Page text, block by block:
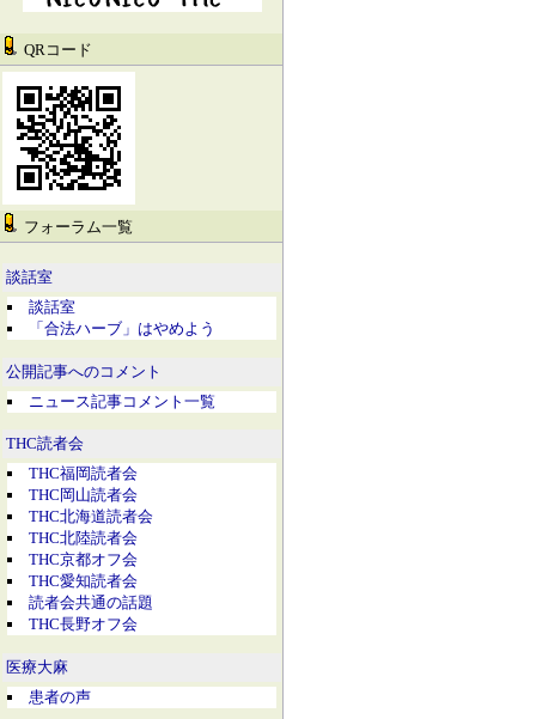
QRコード
フォーラム一覧
談話室
談話室
「合法ハーブ」はやめよう
公開記事へのコメント
ニュース記事コメント一覧
THC読者会
THC福岡読者会
THC岡山読者会
THC北海道読者会
THC北陸読者会
THC京都オフ会
THC愛知読者会
読者会共通の話題
THC長野オフ会
医療大麻
患者の声